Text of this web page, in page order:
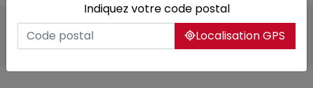
Tous les produits
Hygiène et entretien
Nettoyage
Indiquez votre code postal
Localisation GPS